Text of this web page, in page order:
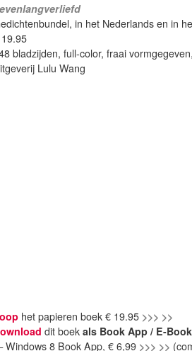
in het Nederlands en in
bladzijden, full-color, fraai
Lulu Wang
het papieren boek € 19.95 >>> >>
dit boek als Book App / E-Book
8 Book App, € 6,99 >>> >>